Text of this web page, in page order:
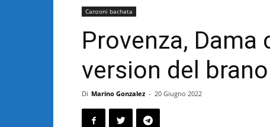
Canzoni bachata
Provenza,
version del
Di Marino Gonzalez - 20 Giugno 2022